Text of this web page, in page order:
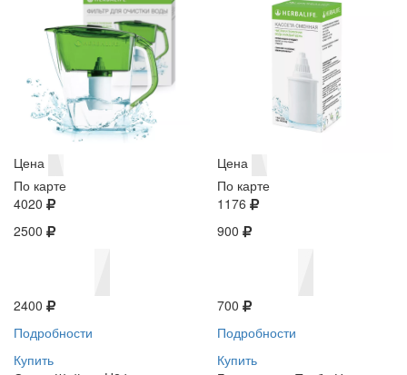
Цена
По карте
4020
2500
2400
Подробности
Купить
Цена
По карте
1176
900
700
Подробности
Купить